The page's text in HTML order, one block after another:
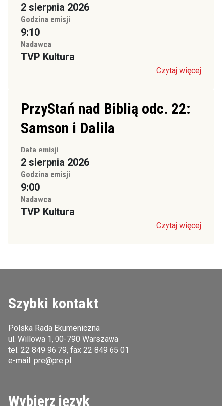
2 sierpnia 2026
Godzina emisji
9:10
Nadawca
TVP Kultura
Czytaj więcej
PrzyStań nad Biblią odc. 22:
Samson i Dalila
Data emisji
2 sierpnia 2026
Godzina emisji
9:00
Nadawca
TVP Kultura
Czytaj więcej
Szybki kontakt
Polska Rada Ekumeniczna
ul. Willowa 1, 00-790 Warszawa
tel. 22 849 96 79, fax 22 849 65 01
e-mail: pre@pre.pl
Wybierz język